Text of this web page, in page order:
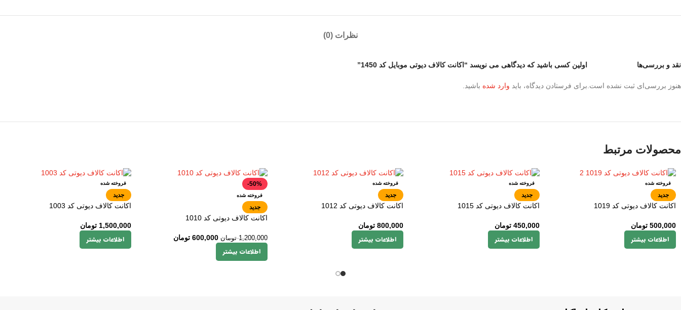
نظرات (0)
نقد و بررسی‌ها
هنوز بررسی‌ای ثبت نشده است.
اولین کسی باشید که دیدگاهی می نویسد “اکانت کالاف دیوتی موبایل کد 1450”
برای فرستادن دیدگاه، باید وارد شده باشید.
محصولات مرتبط
فروخته شده
جدید
اکانت کالاف دیوتی کد 1019
500,000 تومان
اطلاعات بیشتر
فروخته شده
جدید
اکانت کالاف دیوتی کد 1015
450,000 تومان
اطلاعات بیشتر
فروخته شده
جدید
اکانت کالاف دیوتی کد 1012
800,000 تومان
اطلاعات بیشتر
-50%
فروخته شده
جدید
اکانت کالاف دیوتی کد 1010
1,200,000 تومان 600,000 تومان
اطلاعات بیشتر
فروخته شده
جدید
اکانت کالاف دیوتی کد 1003
1,500,000 تومان
اطلاعات بیشتر